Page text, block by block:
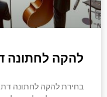
להקה לחתונה
בחירת להקה לחתונה